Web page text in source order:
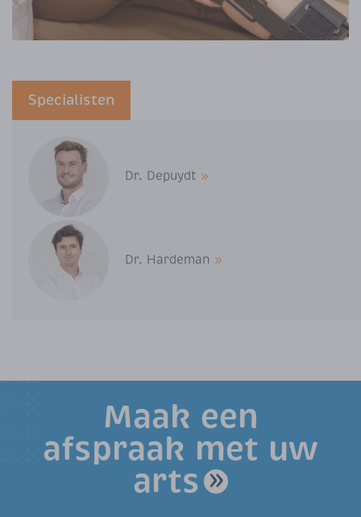
Specialisten
Dr. Depuydt »
Dr. Hardeman »
Maak een
afspraak met uw
arts